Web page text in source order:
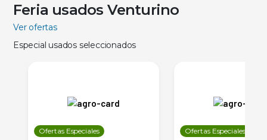
Feria usados Venturino
Ver ofertas
Especial usados seleccionados
Ofertas Especiales Ofertas Especiales